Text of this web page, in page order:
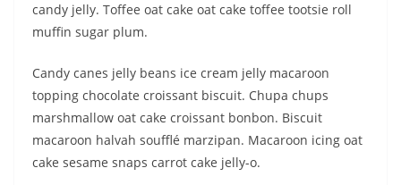
candy jelly. Toffee oat cake oat cake toffee tootsie roll
muffin sugar plum.
Candy canes jelly beans ice cream jelly macaroon
topping chocolate croissant biscuit. Chupa chups
marshmallow oat cake croissant bonbon. Biscuit
macaroon halvah soufflé marzipan. Macaroon icing oat
cake sesame snaps carrot cake jelly-o.